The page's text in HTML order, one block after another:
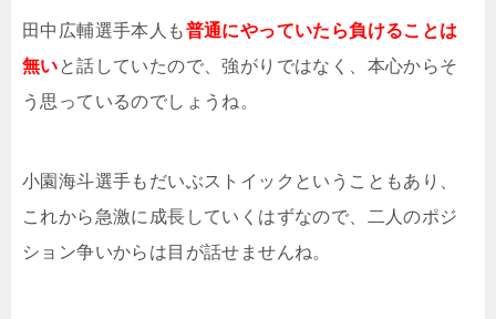
田中広輔選手本人も普通にやっていたら負けることは
無いと話していたので、強がりではなく、本心からそ
う思っているのでしょうね。
小園海斗選手もだいぶストイックということもあり、
これから急激に成長していくはずなので、二人のポジ
ション争いからは目が話せませんね。